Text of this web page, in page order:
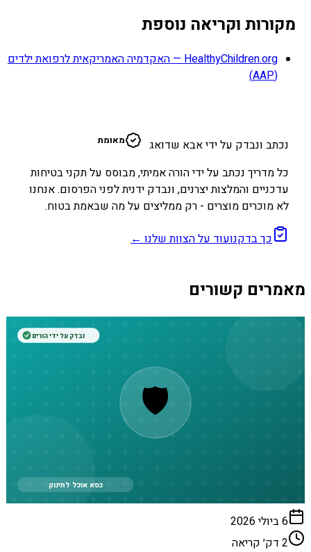
מקורות וקריאה נוספת
HealthyChildren.org — האקדמיה האמריקאית לרפואת ילדים
(AAP)
נכתב ונבדק על ידי אבא שדואג
מאומת
כל מדריך נכתב על ידי הורה אמיתי, מבוסס על תקני בטיחות
עדכניים והמלצות יצרנים, ונבדק ידנית לפני הפרסום. אנחנו
לא מוכרים מוצרים - רק ממליצים על מה שבאמת בטוח.
כך בדקנועוד על הצוות שלנו ←
מאמרים קשורים
🛡️
כסא אוכל לתינוק
נבדק על ידי הורים
6 ביולי 2026
2 דק׳ קריאה